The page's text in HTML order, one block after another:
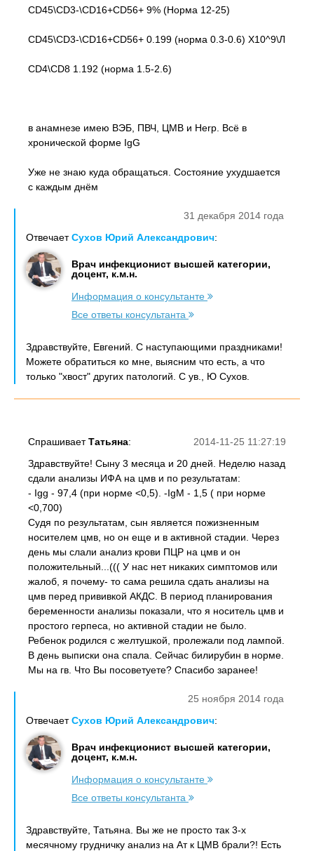
CD45\CD3-\CD16+CD56+ 9% (Норма 12-25)
CD45\CD3-\CD16+CD56+ 0.199 (норма 0.3-0.6) Х10^9\Л
CD4\CD8 1.192 (норма 1.5-2.6)
в анамнезе имею ВЭБ, ПВЧ, ЦМВ и Herp. Всё в
хронической форме IgG
Уже не знаю куда обращаться. Состояние ухудшается
с каждым днём
31 декабря 2014 года
ОтвечаетСухов Юрий Александрович:
Врач инфекционист высшей категории,
доцент, к.м.н.
Информация о консультанте
Все ответы консультанта
Здравствуйте, Евгений. С наступающими праздниками!
Можете обратиться ко мне, выясним что есть, а что
только "хвост" других патологий. С ув., Ю Сухов.
2014-11-25 11:27:19
СпрашиваетТатьяна:
Здравствуйте! Сыну 3 месяца и 20 дней. Неделю назад
сдали анализы ИФА на цмв и по результатам:
- Igg - 97,4 (при норме <0,5). -IgM - 1,5 ( при норме
<0,700)
Судя по результатам, сын является пожизненным
носителем цмв, но он еще и в активной стадии. Через
день мы слали анализ крови ПЦР на цмв и он
положительный...((( У нас нет никаких симптомов или
жалоб, я почему- то сама решила сдать анализы на
цмв перед прививкой АКДС. В период планирования
беременности анализы показали, что я носитель цмв и
простого герпеса, но активной стадии не было.
Ребенок родился с желтушкой, пролежали под лампой.
В день выписки она спала. Сейчас билирубин в норме.
Мы на гв. Что Вы посоветуете? Спасибо заранее!
25 ноября 2014 года
ОтвечаетСухов Юрий Александрович:
Врач инфекционист высшей категории,
доцент, к.м.н.
Информация о консультанте
Все ответы консультанта
Здравствуйте, Татьяна. Вы же не просто так 3-х
месячному грудничку анализ на Ат к ЦМВ брали?! Есть